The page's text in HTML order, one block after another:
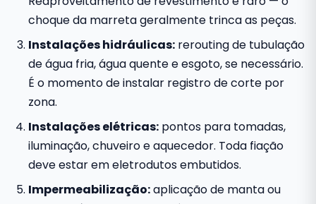
choque da marreta geralmente trinca as peças.
Instalações hidráulicas: rerouting de tubulação
de água fria, água quente e esgoto, se necessário.
É o momento de instalar registro de corte por
zona.
Instalações elétricas: pontos para tomadas,
iluminação, chuveiro e aquecedor. Toda fiação
deve estar em eletrodutos embutidos.
Impermeabilização:aplicação de manta ou